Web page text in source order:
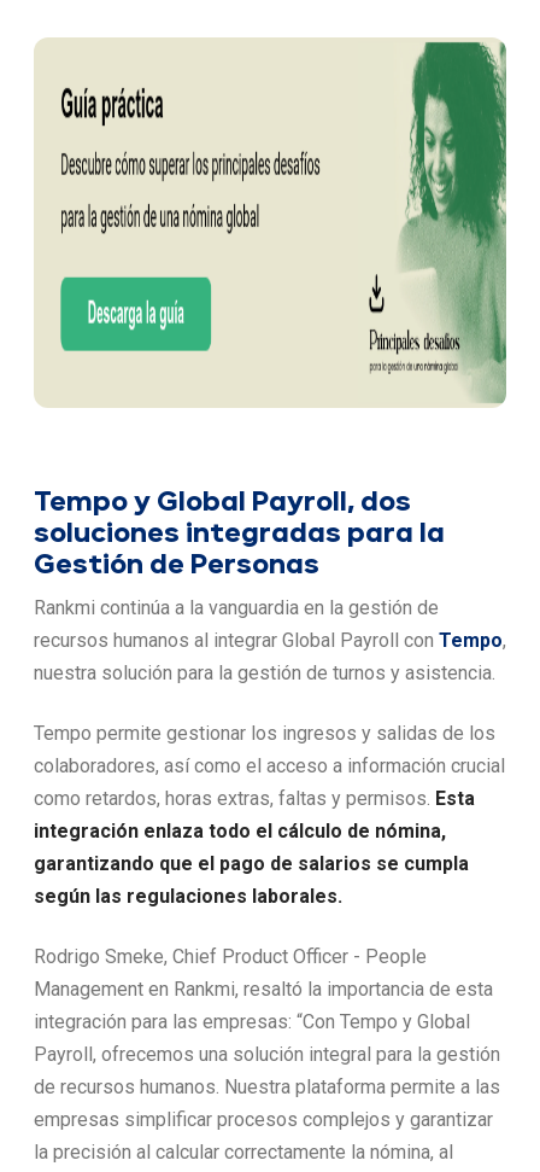
Tempo y Global Payroll, dos
soluciones integradas para la
Gestión de Personas
Rankmi continúa a la vanguardia en la gestión de
recursos humanos al integrar Global Payroll con Tempo,
nuestra solución para la gestión de turnos y asistencia.
Tempo permite gestionar los ingresos y salidas de los
colaboradores, así como el acceso a información crucial
como retardos, horas extras, faltas y permisos. Esta
integración enlaza todo el cálculo de nómina,
garantizando que el pago de salarios se cumpla
según las regulaciones laborales.
Rodrigo Smeke, Chief Product Officer - People
Management en Rankmi, resaltó la importancia de esta
integración para las empresas: “Con Tempo y Global
Payroll, ofrecemos una solución integral para la gestión
de recursos humanos. Nuestra plataforma permite a las
empresas simplificar procesos complejos y garantizar
la precisión al calcular correctamente la nómina, al